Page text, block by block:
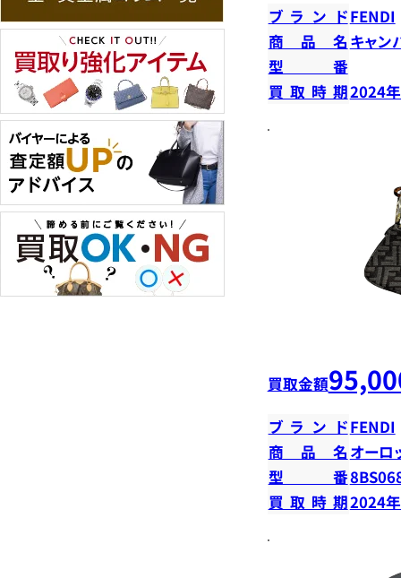
ブランドFENDI
商品名 キャン
型番
買取時期2024
買取金額
ブランドFENDI
商品名 オー
型番
買取時期2024